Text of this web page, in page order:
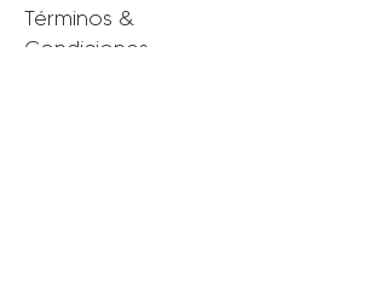
Términos &
Condiciones